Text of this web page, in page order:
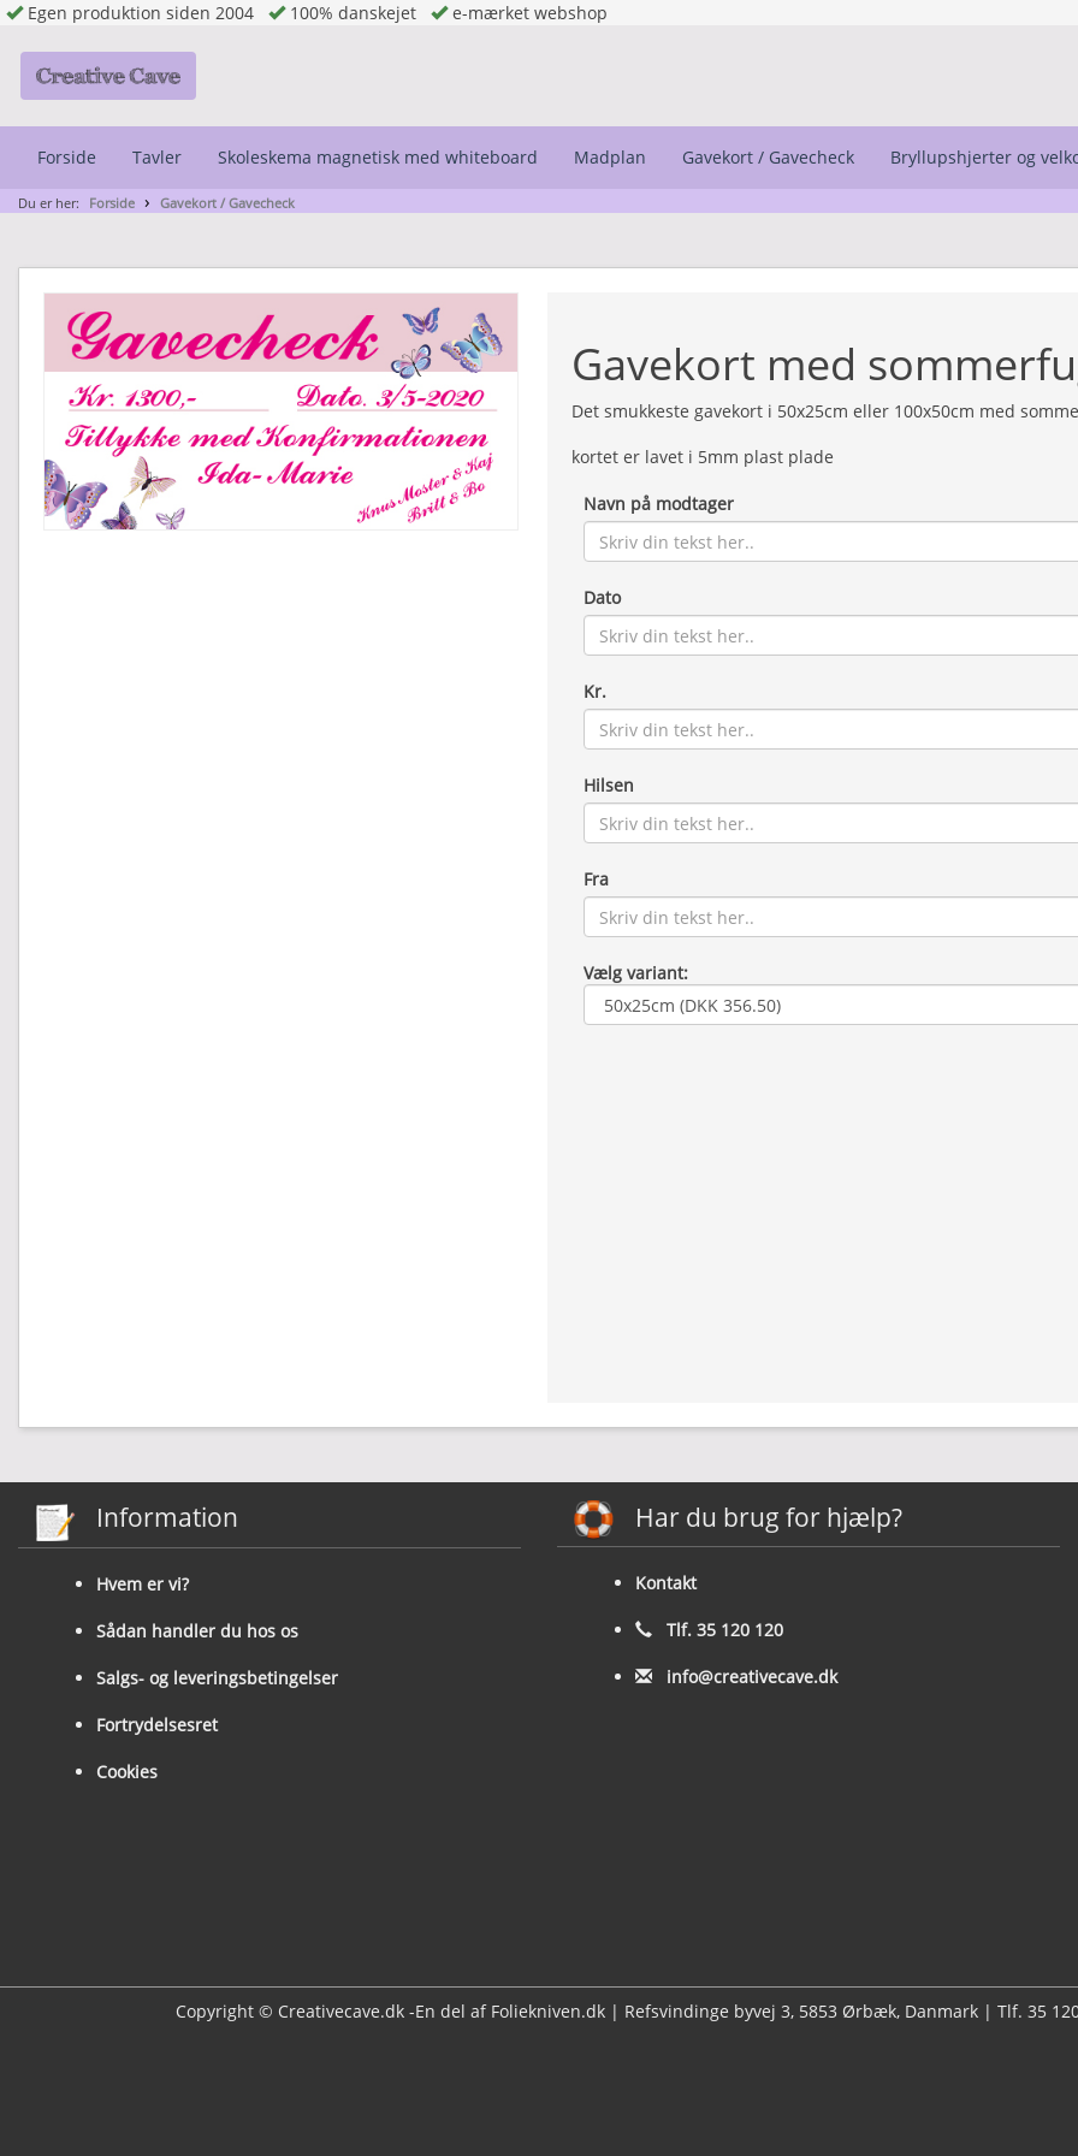
Egen produktion siden 2004 100% danskejet e-mærket webshop
Forside Tavler Skoleskema magnetisk med whiteboard Madplan Gavekort / Gavecheck Bryllupshjerter og
Du er her: Forside Gavekort / Gavecheck
Gavekort med
Det smukkeste gavekort i 50x25cm eller 100x50cm med
kortet er lavet i 5mm plast plade
Navn på modtager
Dato
Kr.
Hilsen
Fra
Vælg variant:
Information
Hvem er vi?
Sådan handler du hos os
Salgs- og leveringsbetingelser
Fortrydelsesret
Cookies
Har du brug for hjælp?
Kontakt
Tlf. 35 120 120
info@creativecave.dk
Copyright © Creativecave.dk -En del af Foliekniven.dk | Refsvindinge byvej 3, 5853 Ørbæk, Danmark | Tlf. 35